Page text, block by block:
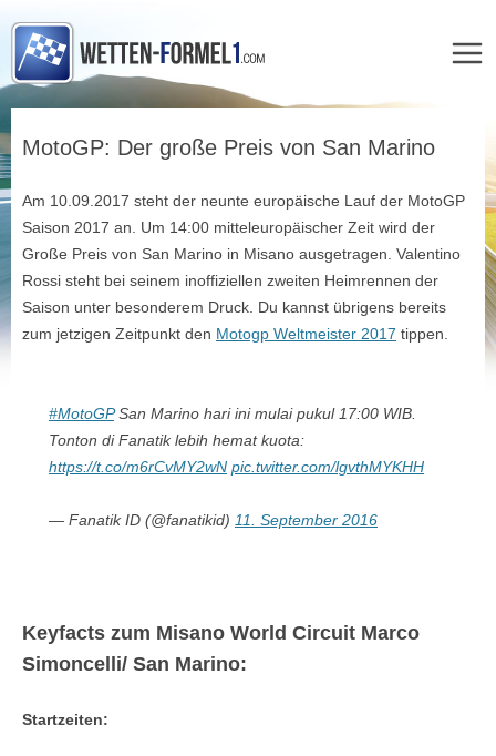
springen
MotoGP: Der große Preis von San Marino
Am 10.09.2017 steht der neunte europäische Lauf der MotoGP
Saison 2017 an. Um 14:00 mitteleuropäischer Zeit wird der
Große Preis von San Marino in Misano ausgetragen. Valentino
Rossi steht bei seinem inoffiziellen zweiten Heimrennen der
Saison unter besonderem Druck. Du kannst übrigens bereits
zum jetzigen Zeitpunkt den Motogp Weltmeister 2017 tippen.
#MotoGPSan Marino hari ini mulai pukul 17:00 WIB.
Tonton di Fanatik lebih hemat kuota:
https://t.co/m6rCvMY2wN pic.twitter.com/lgvthMYKHH
— Fanatik ID (@fanatikid) 11. September 2016
Keyfacts zum Misano World Circuit Marco
Simoncelli/ San Marino:
Startzeiten: